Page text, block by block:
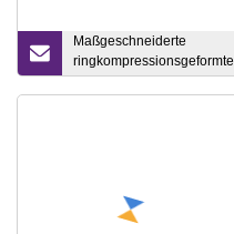
Maßgeschneiderte
ringkompressionsgeformte
Neodym-gebundene